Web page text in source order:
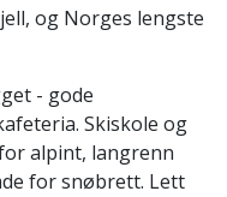
og Norges lengste
- gode
Skiskole og
alpint, langrenn
for snøbrett. Lett